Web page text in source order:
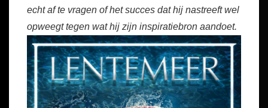
echt af te vragen of het succes dat hij nastreeft wel
opweegt tegen wat hij zijn inspiratiebron aandoet.